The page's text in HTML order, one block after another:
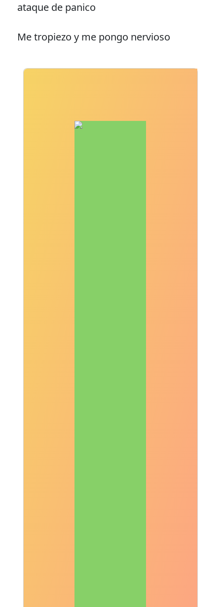
ataque de panico
Me tropiezo y me pongo nervioso